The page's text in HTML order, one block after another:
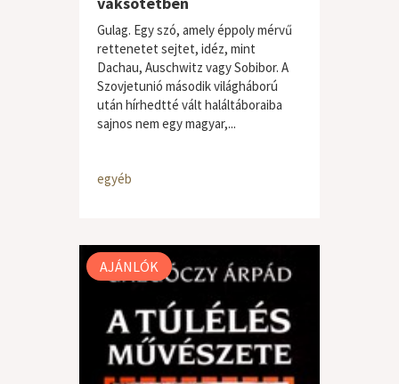
Gulag. Egy szó, amely éppoly mérvű
rettenetet sejtet, idéz, mint
Dachau, Auschwitz vagy Sobibor. A
Szovjetunió második világháború
után hírhedtté vált haláltáboraiba
sajnos nem egy magyar,...
egyéb
AJÁNLÓK